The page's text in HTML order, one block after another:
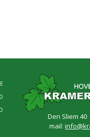
Den Sliem 40
mail: